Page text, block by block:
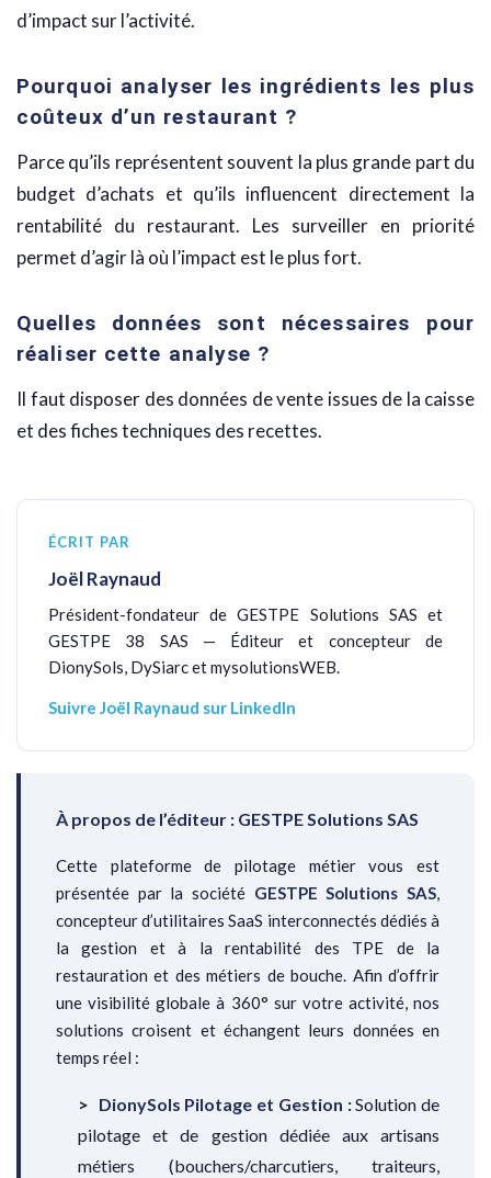
d’impact sur l’activité.
Pourquoi analyser les ingrédients les plus
coûteux d’un restaurant ?
Parce qu’ils représentent souvent la plus grande part du
budget d’achats et qu’ils influencent directement la
rentabilité du restaurant. Les surveiller en priorité
permet d’agir là où l’impact est le plus fort.
Quelles données sont nécessaires pour
réaliser cette analyse ?
Il faut disposer des données de vente issues de la caisse
et des fiches techniques des recettes.
ÉCRIT PAR
Joël Raynaud
Président-fondateur de GESTPE Solutions SAS et
GESTPE 38 SAS — Éditeur et concepteur de
DionySols, DySiarc et mysolutionsWEB.
Suivre Joël Raynaud sur LinkedIn
À propos de l’éditeur : GESTPE Solutions SAS
Cette plateforme de pilotage métier vous est
présentée par la société GESTPE Solutions SAS,
concepteur d’utilitaires SaaS interconnectés dédiés à
la gestion et à la rentabilité des TPE de la
restauration et des métiers de bouche. Afin d’offrir
une visibilité globale à 360° sur votre activité, nos
solutions croisent et échangent leurs données en
temps réel :
DionySols Pilotage et Gestion :Solution de
pilotage et de gestion dédiée aux artisans
métiers (bouchers/charcutiers, traiteurs,